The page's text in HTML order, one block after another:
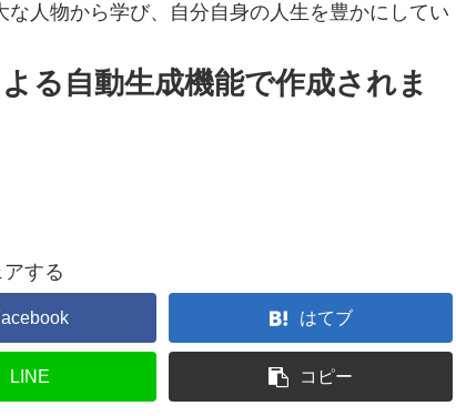
人物から学び、自分自身の人生を豊かにしてい
る自動生成機能で作成されま
アする
はてブ
LINE コピー